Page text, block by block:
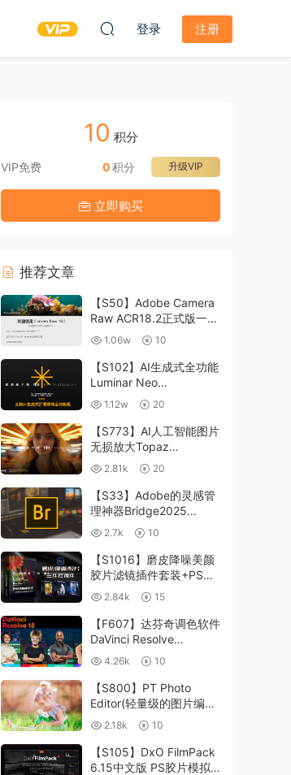
登录 注册
10 积分
VIP免费 升级VIP
0积分
立即购买
推荐文章
【S50】Adobe Camera
Raw ACR18.2正式版一键
升级包 ACR最新升级包
支持WIN和MAC
1.06w 10
【S102】AI生成式全功能
Luminar Neo
1.24.4(x64)超强修图插件
中文版WIN+MAC含400
个预设
1.12w 20
【S773】AI人工智能图片
无损放大Topaz
Gigapixel AI 8.4.0.1b照
片模糊清晰 PS插件+独立
版 WIN/MAC
2.81k 20
【S33】Adobe的灵感管
理神器Bridge2025
15.0.3 WIN系统 右键可
进入ACR
2.7k 10
【S1016】磨皮降噪美颜
胶片滤镜插件套装+PS动
作 Imagenomic
Professional Plugin Suite
v2027 Win汉化中文版
2.84k 15
【F607】达芬奇调色软件
DaVinci Resolve
Studio18.6Win、Mac 中
文/英文
4.26k 10
【S800】PT Photo
Editor(轻量级的图片编辑
工具)5.10.3汉化版 WIN
2.18k 10
【S105】DxO FilmPack
6.15中文版 PS胶片模拟